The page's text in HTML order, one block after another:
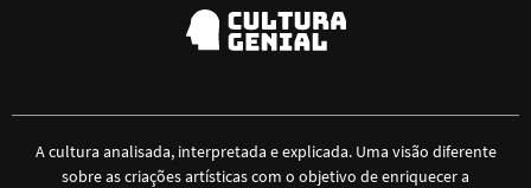
A cultura analisada, interpretada e explicada. Uma visão diferente
sobre as criações artísticas com o objetivo de enriquecer a